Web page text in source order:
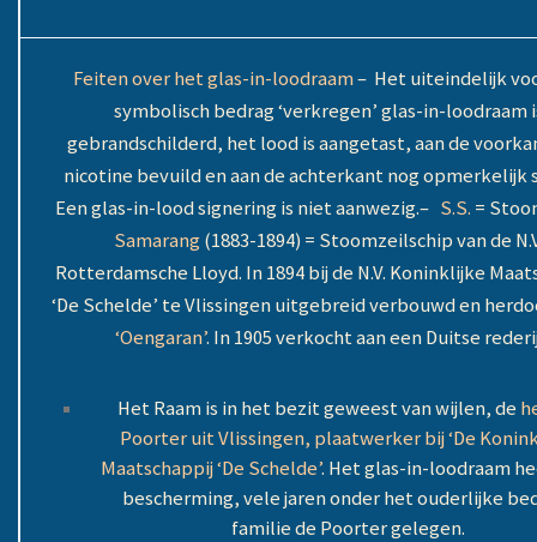
Feiten over het glas-in-loodraam– Het uiteindelijk
symbolisch bedrag ‘verkregen’ glas-in-loodraam
gebrandschilderd, het lood is aangetast, aan de
nicotine bevuild en aan de achterkant nog opmerkelijk
Een glas-in-lood signering is niet aanwezig.– S.S. =
Samarang(1883-1894) = Stoomzeilschip van de
Rotterdamsche Lloyd. In 1894 bij de N.V. Koninklijke
‘De Schelde’ te Vlissingen uitgebreid verbouwd en
‘Oengaran’. In 1905 verkocht aan een Duitse
Het Raam is in het bezit geweest van wijlen, de
Poorter uit Vlissingen, plaatwerker bij ‘De
Maatschappij ‘De Schelde’. Het glas-in-loodraam
bescherming, vele jaren onder het ouderlijke
familie de Poorter gelegen.